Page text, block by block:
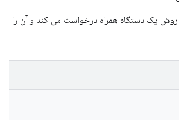
روش یک دستگاه همراه درخواست می کند و آن را